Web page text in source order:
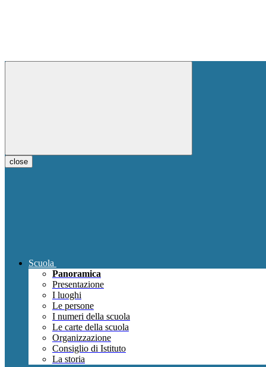
close
Scuola
Panoramica
Presentazione
I luoghi
Le persone
I numeri della scuola
Le carte della scuola
Organizzazione
Consiglio di Istituto
La storia